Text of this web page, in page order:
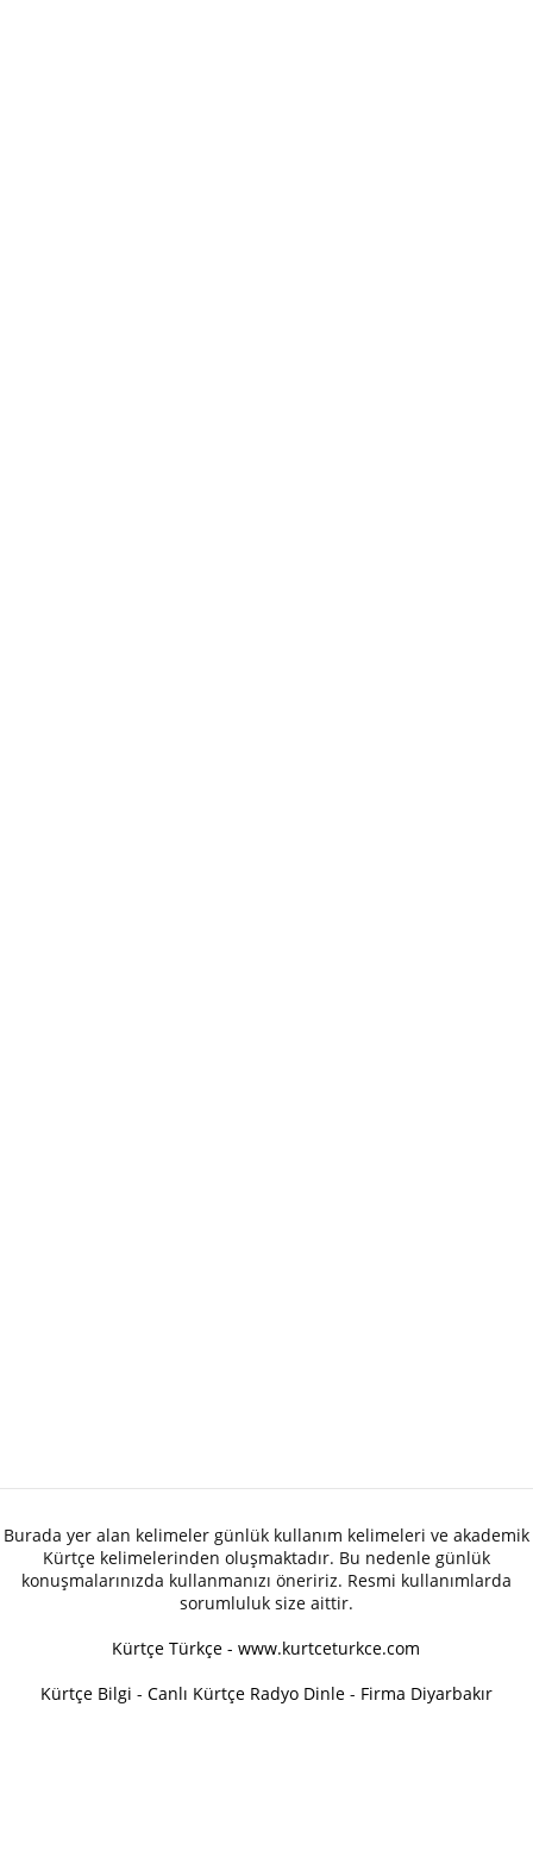
Burada yer alan kelimeler günlük kullanım kelimeleri ve akademik
Kürtçe kelimelerinden oluşmaktadır. Bu nedenle günlük
konuşmalarınızda kullanmanızı öneririz. Resmi kullanımlarda
sorumluluk size aittir.
Kürtçe Türkçe - www.kurtceturkce.com
Kürtçe Bilgi - Canlı Kürtçe Radyo Dinle - Firma Diyarbakır